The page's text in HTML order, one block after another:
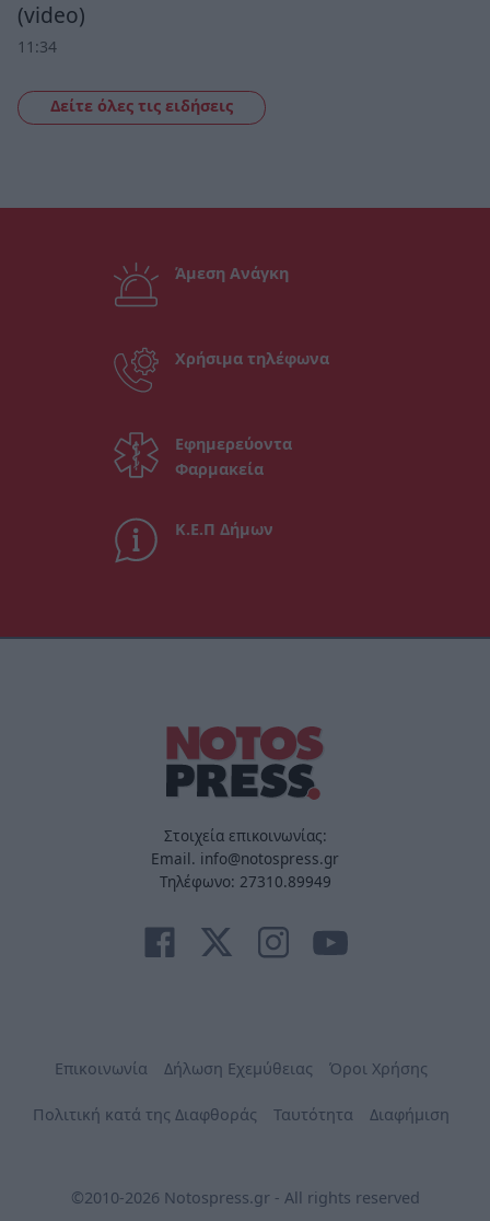
(video)
11:34
Δείτε όλες τις ειδήσεις
Άμεση Ανάγκη
Χρήσιμα τηλέφωνα
Εφημερεύοντα
Φαρμακεία
Κ.Ε.Π Δήμων
Στοιχεία επικοινωνίας:
Email. info@notospress.gr
Τηλέφωνο: 27310.89949
Επικοινωνία Δήλωση Εχεμύθειας Όροι Χρήσης
Πολιτική κατά της Διαφθοράς Ταυτότητα Διαφήμιση
©2010-2026 Notospress.gr - All rights reserved